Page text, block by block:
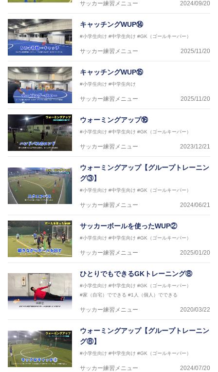
サッカー練習メニュー 2024/09/20
キャッチングWUP⑭
#小学生向け #中学生向け #GK（ゴールキーパー）
サッカー練習メニュー 2025/11/20
キャッチングWUP⑮
#小学生向け #中学生向け
サッカー練習メニュー 2025/11/20
ウォーミングアップ⑯
#小学生向け #中学生向け #GK（ゴールキーパー）
サッカー練習メニュー 2023/12/21
ウォーミングアップ【グループトレーニン
グ③】
#小学生向け #中学生向け #GK（ゴールキーパー）
サッカー練習メニュー 2024/06/21
サッカーボールを使ったWUP②
#小学生向け #中学生向け #GK（ゴールキーパー）
サッカー練習メニュー 2025/01/20
ひとりでもできるGKトレーニング⑧
#小学生向け #中学生向け #GK（ゴールキーパー）
#家（自宅）でできる #1人（個人）でできる
サッカー練習メニュー 2020/03/22
ウォーミングアップ【グループトレーニン
グ⑧】
#小学生向け #中学生向け #GK（ゴールキーパー）
サッカー練習メニュー 2024/07/20